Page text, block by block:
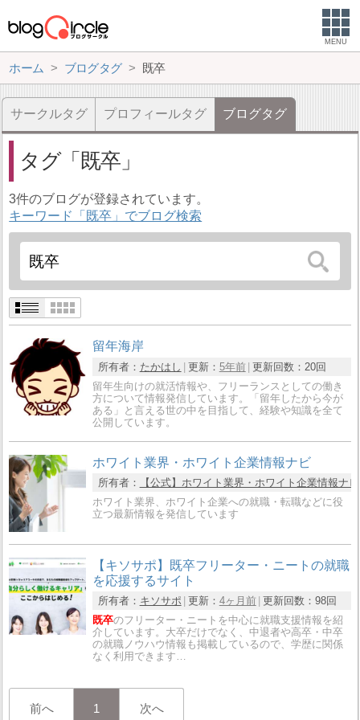
MENU
ホーム ブログタグ 既卒
サークルタグ プロフィールタグ ブログタグ
タグ 既卒
3件のブログが登録されています。
キーワード「既卒」でブログ検索
留年海岸
所有者： たかはし 更新： 5年前 更新回数： 20回
留年生向けの就活情報や、フリーランスとしての働き
方について情報発信しています。「留年したから今が
ある」と言える世の中を目指して、経験や知識を全て
公開しています。
ホワイト業界・ホワイト企業情報ナビ
所有者：
【公式】ホワイト業界・ホワイト企業情報ナビ
ホワイト業界、ホワイト企業への就職・転職などに役
立つ最新情報を発信しています
【キソサポ】既卒フリーター・ニートの就職
を応援するサイト
所有者： キソサポ 更新： 4ヶ月前 更新回数： 98回
既卒のフリーター・ニートを中心に就職支援情報を紹
介しています。大卒だけでなく、中退者や高卒・中卒
の就職ノウハウ情報も掲載しているので、学歴に関係
なく利用できます…
前へ 1 次へ